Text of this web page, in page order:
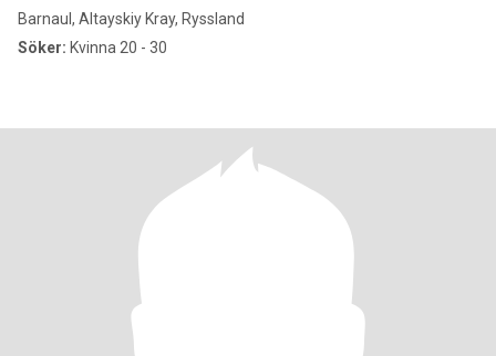
Barnaul, Altayskiy Kray, Ryssland
Söker: Kvinna 20 - 30